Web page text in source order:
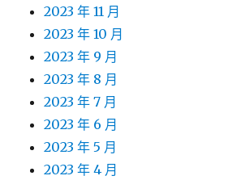
2023 年 11 月
2023 年 10 月
2023 年 9 月
2023 年 8 月
2023 年 7 月
2023 年 6 月
2023 年 5 月
2023 年 4 月